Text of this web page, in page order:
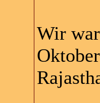
Wir